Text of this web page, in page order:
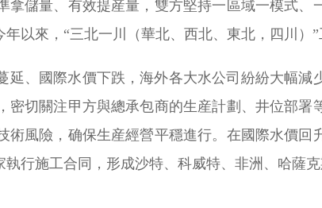
儲量、有效提産量，雙方堅持一區域一模式
以來，“三北一川（華北、西北、東北，四川）”
、國際水價下跌，海外各大水公司紛紛大幅
切關注甲方與總承包商的生産計劃、井位部
風險，确保生産經營平穩進行。在國際水價回
行施工合同，形成沙特、科威特、非洲、哈薩克